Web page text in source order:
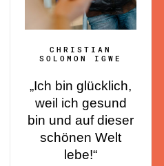
CHRISTIAN
SOLOMON IGWE
„Ich bin glücklich,
weil ich gesund
bin und auf dieser
schönen Welt
lebe!“